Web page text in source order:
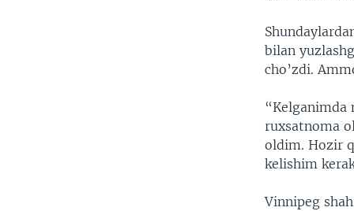
bilan
cho’zdi.
“Kelganimda
ruxsatnoma
oldim. Hozir
kelishim
Vinnipeg